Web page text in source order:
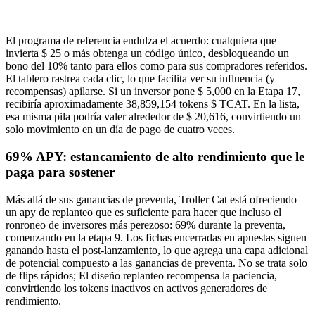
El programa de referencia endulza el acuerdo: cualquiera que
invierta $ 25 o más obtenga un código único, desbloqueando un
bono del 10% tanto para ellos como para sus compradores referidos.
El tablero rastrea cada clic, lo que facilita ver su influencia (y
recompensas) apilarse. Si un inversor pone $ 5,000 en la Etapa 17,
recibiría aproximadamente 38,859,154 tokens $ TCAT. En la lista,
esa misma pila podría valer alrededor de $ 20,616, convirtiendo un
solo movimiento en un día de pago de cuatro veces.
69% APY: estancamiento de alto rendimiento que le
paga para sostener
Más allá de sus ganancias de preventa, Troller Cat está ofreciendo
un apy de replanteo que es suficiente para hacer que incluso el
ronroneo de inversores más perezoso: 69% durante la preventa,
comenzando en la etapa 9. Los fichas encerradas en apuestas siguen
ganando hasta el post-lanzamiento, lo que agrega una capa adicional
de potencial compuesto a las ganancias de preventa. No se trata solo
de flips rápidos; El diseño replanteo recompensa la paciencia,
convirtiendo los tokens inactivos en activos generadores de
rendimiento.